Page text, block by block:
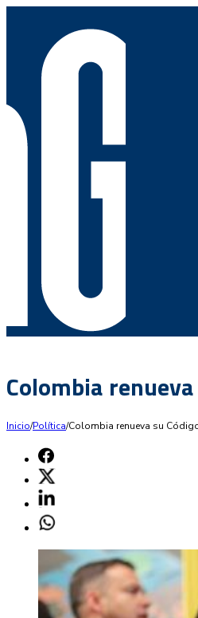
Colombia
Inicio/Política/Colombia renueva su